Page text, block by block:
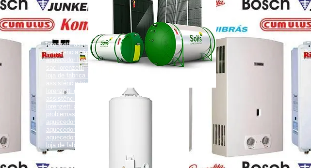
aquecedor lorenzetti vazando
lorenzetti assistência técnica
assistência técnica chuveiro lorenzetti rj
aquecedor lorenzetti não esquenta muito
sac lorenzetti
loja de fabrica lorenzetti
assistência técnica lorenzetti lapa
lorenzetti garantia
assistência técnica chuveiro lorenzetti rj
lorenzetti assistência técnica
problemas com aquecedor a gás lorenzetti
aquecedor lorenzetti manual
aquecedor a gás lorenzetti
aquecedor a gás lorenzetti 15l
loja de fabrica lorenzetti
lorenzetti garantia
como instalar aquecedor versátil lorenzetti